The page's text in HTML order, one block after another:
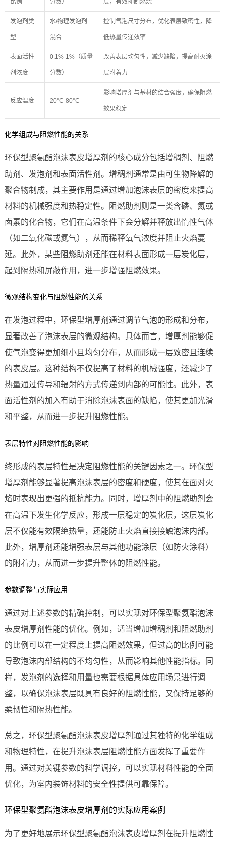
比例 分数） 层，有效抑制燃烧
发泡剂类
型
水/物理发泡剂
混合
控制气泡尺寸分布，优化表层致密性，降
低热量传递效率
表面活性
剂浓度
0.1%-1%（质量
分数）
改善表层均匀性，减少缺陷，提高耐火涂
层附着力
反应温度 20°C-80°C
影响增厚剂与基材的结合强度，确保阻燃
效果稳定
化学组成与阻燃性能的关系
环保型聚氨酯泡沫表皮增厚剂的核心成分包括增稠剂、阻燃
助剂、发泡剂和表面活性剂。增稠剂通常是由可生物降解的
聚合物制成，其主要作用是通过增加泡沫表层的密度来提高
材料的机械强度和热稳定性。阻燃助剂则是一类含磷、氮或
卤素的化合物，它们在高温条件下会分解并释放出惰性气体
（如二氧化碳或氮气），从而稀释氧气浓度并阻止火焰蔓
延。此外，某些阻燃助剂还能在材料表面形成一层炭化层，
起到隔热和屏蔽作用，进一步增强阻燃效果。
微观结构变化与阻燃性能的关系
在发泡过程中，环保型增厚剂通过调节气泡的形成和分布，
显著改善了泡沫表层的微观结构。具体而言，增厚剂能够促
使气泡变得更加细小且均匀分布，从而形成一层致密且连续
的表皮层。这种结构不仅提高了材料的机械强度，还减少了
热量通过传导和辐射的方式传递到内部的可能性。此外，表
面活性剂的加入有助于消除泡沫表面的缺陷，使其更加光滑
和平整，从而进一步提升阻燃性能。
表层特性对阻燃性能的影响
终形成的表层特性是决定阻燃性能的关键因素之一。环保型
增厚剂能够显著提高泡沫表层的密度和硬度，使其在面对火
焰时表现出更强的抵抗能力。同时，增厚剂中的阻燃助剂会
在高温下发生化学反应，形成一层稳定的炭化层，这层炭化
层不仅能有效隔绝热量，还能防止火焰直接接触泡沫内部。
此外，增厚剂还能增强表层与其他功能涂层（如防火涂料）
的附着力，从而进一步提升整体的阻燃性能。
参数调整与实际应用
通过对上述参数的精确控制，可以实现对环保型聚氨酯泡沫
表皮增厚剂性能的优化。例如，适当增加增稠剂和阻燃助剂
的比例可以在一定程度上提高阻燃效果，但过高的比例可能
导致泡沫内部结构的不均匀性，从而影响其他性能指标。同
样，发泡剂的选择和用量也需要根据具体应用场景进行调
整，以确保泡沫表层既具有良好的阻燃性能，又保持足够的
柔韧性和隔热性能。
总之，环保型聚氨酯泡沫表皮增厚剂通过其独特的化学组成
和物理特性，在提升泡沫表层阻燃性能方面发挥了重要作
用。通过对关键参数的科学调控，可以实现材料性能的全面
优化，为室内装饰材料的安全性提供可靠保障。
环保型聚氨酯泡沫表皮增厚剂的实际应用案例
为了更好地展示环保型聚氨酯泡沫表皮增厚剂在提升阻燃性